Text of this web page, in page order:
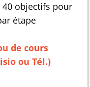
objectifs pour
étape
de cours
ou Tél.)